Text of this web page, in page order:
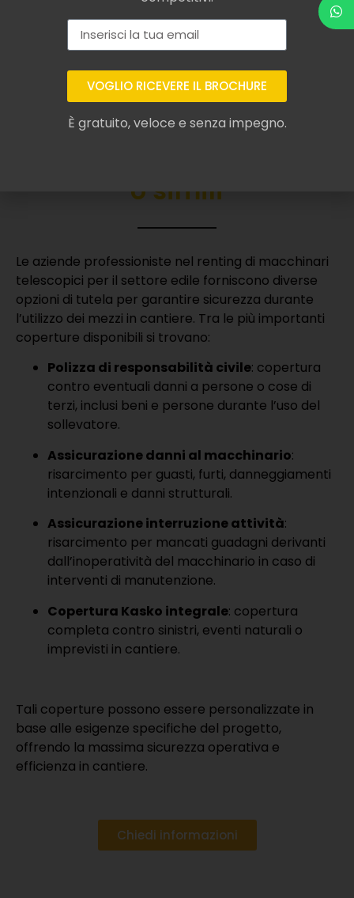
Assicurazione per
sollevatore telescopico
o simili
Le aziende professioniste nel renting di macchinari
telescopici per il settore edile forniscono diverse
opzioni di tutela per garantire sicurezza durante
l’utilizzo dei mezzi in cantiere. Tra le più importanti
coperture disponibili si trovano:
Polizza di responsabilità civile: copertura
contro eventuali danni a persone o cose di
terzi, inclusi beni e persone durante l’uso del
sollevatore.
Assicurazione danni al macchinario:
risarcimento per guasti, furti, danneggiamenti
intenzionali e danni strutturali.
Assicurazione interruzione attività:
risarcimento per mancati guadagni derivanti
dall’inoperatività del macchinario in caso di
interventi di manutenzione.
Copertura Kasko integrale: copertura
completa contro sinistri, eventi naturali o
imprevisti in cantiere.
Tali coperture possono essere personalizzate in
base alle esigenze specifiche del progetto,
offrendo la massima sicurezza operativa e
efficienza in cantiere.
Chiedi informazioni
VOGLIO RICEVERE IL BROCHURE
È gratuito, veloce e senza impegno.